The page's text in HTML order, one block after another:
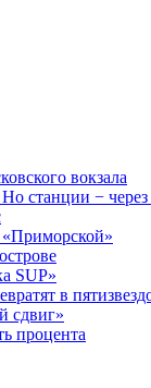
вокзала
станции − через
SUP»
в
сдвиг»
процента